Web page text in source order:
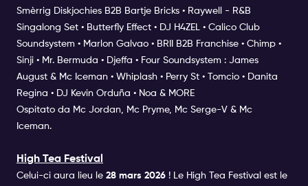
Smèrrig Diskjochies B2B Bartje Bricks • Raywell - R&B
Singalong Set • Butterfly Effect • DJ H4ZEL • Calico Club
Soundsystem • Marlon Galvao • BRII B2B Franchise • Chimp •
Sinji • Mr. Bermuda • Djeffa • Four Soundsystem : James
August & Mc Iceman • Whiplash • Perry St • Tomcio • Danita
Regina • DJ Kevin Orduña • Noa & MORE
Ospitato da Mc Jordan, Mc Pryme, Mc Serge-V & Mc
Iceman.
High Tea Festival
Celui-ci aura lieu le 28 mars 2026 ! Le High Tea Festival est le